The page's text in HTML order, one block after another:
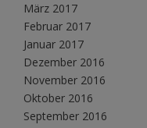
März 2017
Februar 2017
Januar 2017
Dezember 2016
November 2016
Oktober 2016
September 2016